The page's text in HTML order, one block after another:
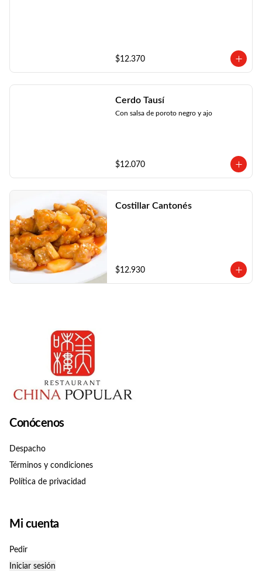
$12.370
Cerdo Tausí
Con salsa de poroto negro y ajo
$12.070
Costillar Cantonés
$12.930
Conócenos
Despacho
Términos y condiciones
Política de privacidad
Mi cuenta
Pedir
Iniciar sesión